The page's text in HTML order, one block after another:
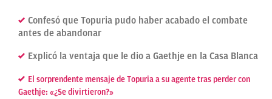
Confesó que Topuria pudo haber acabado el combate
antes de abandonar
Explicó la ventaja que le dio a Gaethje en la Casa Blanca
El sorprendente mensaje de Topuria a su agente tras perder con
Gaethje: «¿Se divirtieron?»